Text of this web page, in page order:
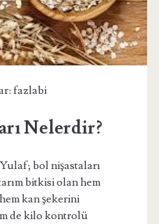
fazlabi
Nelerdir?
bol nişastaları
bitkisi olan hem
kan şekerini
de kilo kontrolü